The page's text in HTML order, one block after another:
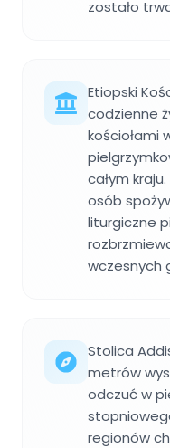
zostało
Etiopski
codzienne
kościołami
całym
osób
liturgiczne
wczesnych
Stolica
metrów
odczuć w
regionów